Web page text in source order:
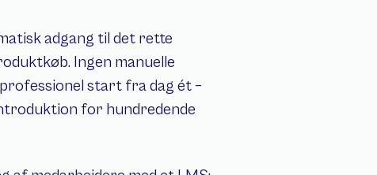
adgang til det rette
Ingen manuelle
start fra dag ét –
for hundredende